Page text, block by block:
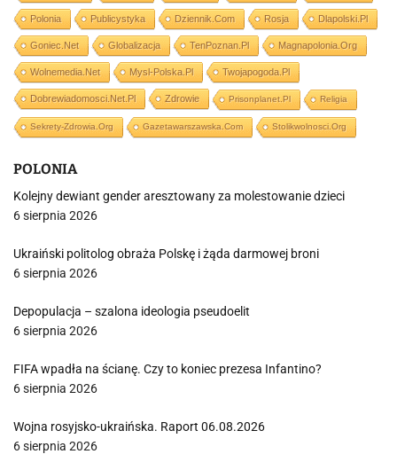
Polonia Publicystyka Dziennik.com Rosja Dlapolski.pl
Goniec.net Globalizacja TenPoznan.pl Magnapolonia.org
Wolnemedia.net Mysl-Polska.pl Twojapogoda.pl
Dobrewiadomosci.net.pl Zdrowie Prisonplanet.pl Religia
Sekrety-Zdrowia.org Gazetawarszawska.com Stolikwolnosci.org
POLONIA
Kolejny dewiant gender aresztowany za molestowanie dzieci
6 sierpnia 2026
Ukraiński politolog obraża Polskę i żąda darmowej broni
6 sierpnia 2026
Depopulacja – szalona ideologia pseudoelit
6 sierpnia 2026
FIFA wpadła na ścianę. Czy to koniec prezesa Infantino?
6 sierpnia 2026
Wojna rosyjsko-ukraińska. Raport 06.08.2026
6 sierpnia 2026